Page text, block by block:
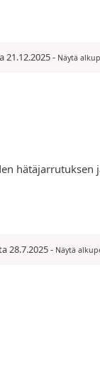
- Näytä
hätäjarrutuksen
28.7.2025- Näytä